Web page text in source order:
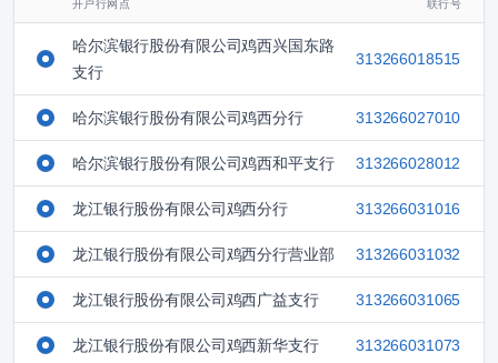
开户行网点 联行号
哈尔滨银行股份有限公司鸡西兴国东路
支行
313266018515
哈尔滨银行股份有限公司鸡西分行 313266027010
哈尔滨银行股份有限公司鸡西和平支行 313266028012
龙江银行股份有限公司鸡西分行 313266031016
龙江银行股份有限公司鸡西分行营业部 313266031032
龙江银行股份有限公司鸡西广益支行 313266031065
龙江银行股份有限公司鸡西新华支行 313266031073